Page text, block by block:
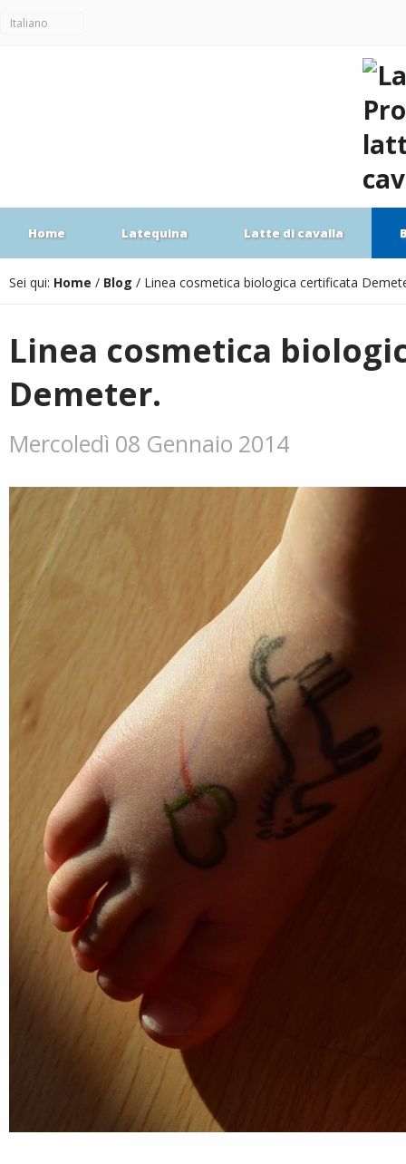
Italiano
Home Latequina Latte di cavalla
Sei qui: Home / Blog / Linea cosmetica biologica certificata
Linea cosmetica
Demeter.
Mercoledì 08 Gennaio 2014